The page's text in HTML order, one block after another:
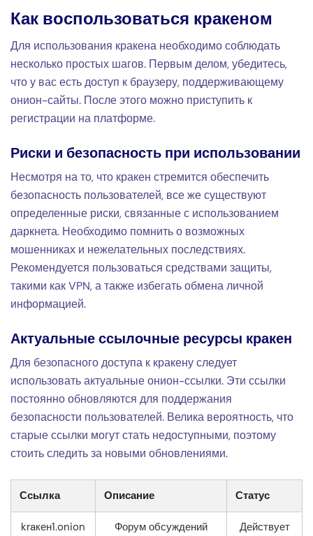
Как воспользоваться кракеном
Для использования кракена необходимо соблюдать
несколько простых шагов. Первым делом, убедитесь,
что у вас есть доступ к браузеру, поддерживающему
онион-сайты. После этого можно приступить к
регистрации на платформе.
Риски и безопасность при использовании
Несмотря на то, что кракен стремится обеспечить
безопасность пользователей, все же существуют
определенные риски, связанные с использованием
даркнета. Необходимо помнить о возможных
мошенниках и нежелательных последствиях.
Рекомендуется пользоваться средствами защиты,
такими как VPN, а также избегать обмена личной
информацией.
Актуальные ссылочные ресурсы кракен
Для безопасного доступа к кракену следует
использовать актуальные онион-ссылки. Эти ссылки
постоянно обновляются для поддержания
безопасности пользователей. Велика вероятность, что
старые ссылки могут стать недоступными, поэтому
стоить следить за новыми обновлениями.
Ссылка Описание Статус
kraкен1.onion Форум обсуждений Действует